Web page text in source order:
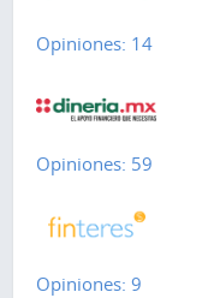
Opiniones: 14
Opiniones: 59
Opiniones: 9